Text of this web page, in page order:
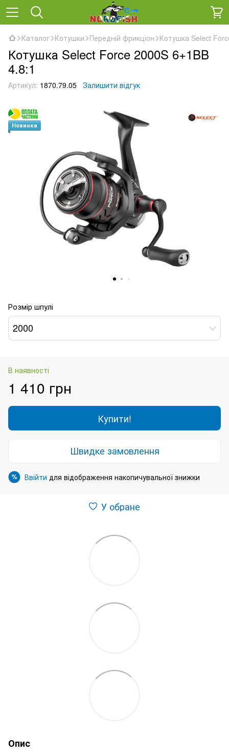
Каталог Котушки Передній фрикціон Котушка Select
Котушка Select Force 2000S 6+1BB
4.8:1
Артикул: 1870.79.05 Залишити відгук
Новинка
Розмір шпулі
2000
В наявності
1 410 грн
Купити!
Швидке замовлення
% Ввійти для відображення накопичувальної знижки
У обране
Опис